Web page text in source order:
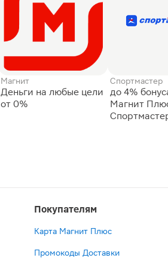
Магнит
Деньги на любые цели
от 0%
Спортмастер
до 4%
Магнит
Покупателям
Карта Магнит Плюс
Промокоды Доставки